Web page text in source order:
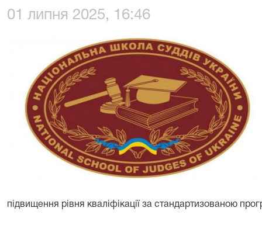
01 липня 2025, 16:46
підвищення рівня кваліфікації за стандартизованою